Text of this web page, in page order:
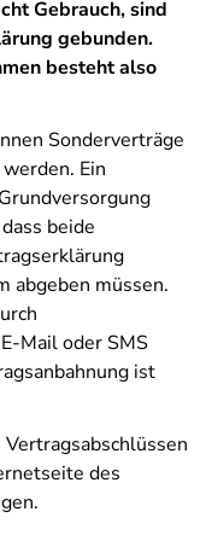
Gebrauch, sind
gebunden.
besteht also
Sonderverträge
Ein
beide
abgeben müssen.
Mail oder SMS
ist
des